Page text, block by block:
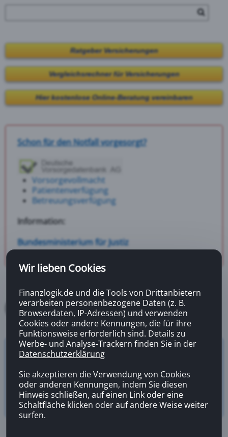
Ratgeber Versicherungen
Vergleichsrechner für Versicherungen
Hier kostenlose Online-Beratung vereinbaren
Schon für den Notfall vorgesorgt?
Vorsorgevollmacht
Patientenverfügung
Betreuungsverfügung
Information:
Bundesministerium für Justiz
Versicherungsrechner
Wir lieben Cookies
Finanzlogik.de und die Tools von Drittanbietern
verarbeiten personenbezogene Daten (z. B.
Browserdaten, IP-Adressen) und verwenden
Cookies oder andere Kennungen, die für ihre
Funktionsweise erforderlich sind. Details zu
Werbe- und Analyse-Trackern finden Sie in der
Datenschutzerklärung
Sie akzeptieren die Verwendung von Cookies
oder anderen Kennungen, indem Sie diesen
Hinweis schließen, auf einen Link oder eine
Schaltfläche klicken oder auf andere Weise weiter
surfen.